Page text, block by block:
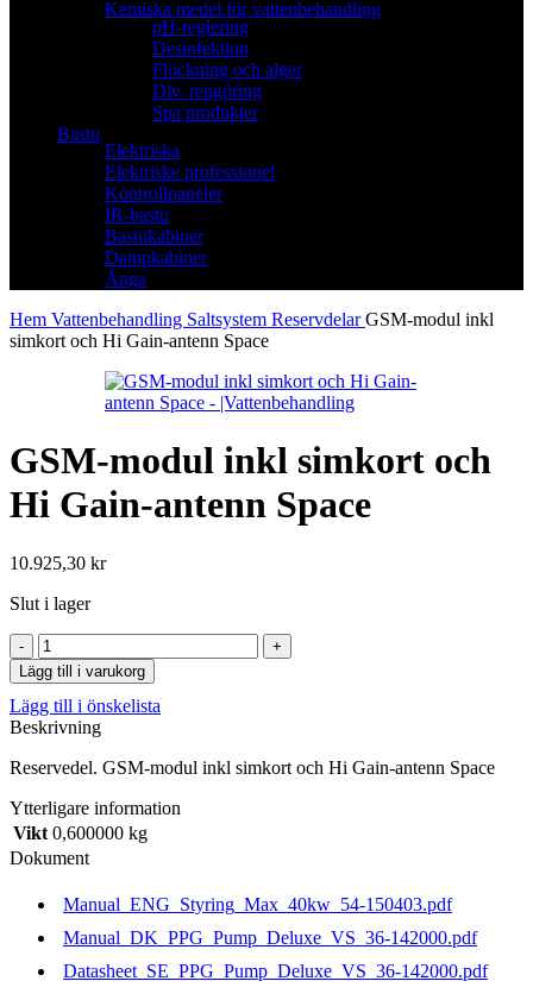
Kemiska medel för vattenbehandling
pH-reglering
Desinfektion
Flockning och alger
Div. rengöring
Spa produkter
Bastu
Elektriska
Elektriske professionel
Kontrollpaneler
IR-bastu
Bastukabiner
Dampkabiner
Ånga
Hem Vattenbehandling Saltsystem ReservdelarGSM-modul inkl
simkort och Hi Gain-antenn Space
GSM-modul inkl simkort och
Hi Gain-antenn Space
10.925,30 kr
Slut i lager
GSM-
modul
inkl
simkort
och
Gain-
Space
mängd
Lägg till i varukorg
Lägg till i önskelista
Beskrivning
Reservedel. GSM-modul inkl simkort och Hi Gain-antenn Space
Ytterligare information
Vikt 0,600000 kg
Dokument
Manual_ENG_Styring_Max_40kw_54-150403.pdf
Manual_DK_PPG_Pump_Deluxe_VS_36-142000.pdf
Datasheet_SE_PPG_Pump_Deluxe_VS_36-142000.pdf